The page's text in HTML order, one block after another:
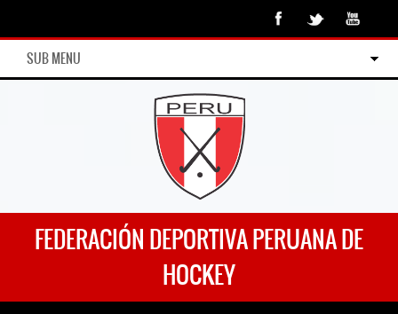
SUB MENU
FEDERACIÓN DEPORTIVA PERUANA DE
HOCKEY